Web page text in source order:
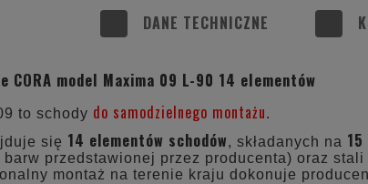
DANE TECHNICZNE
CORA model Maxima 09 L-90 14 elementów
to schody do samodzielnego montażu.
się 14 elementów schodów, składanych na 15
przedstawionej przez producenta) oraz
montaż na terenie kraju dokonuje